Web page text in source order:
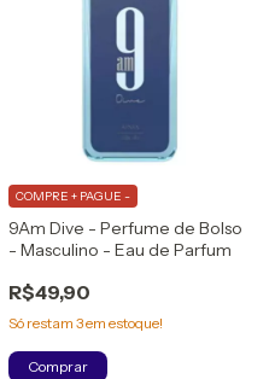
9Am Dive - Perfume de Bolso
- Masculino - Eau de Parfum
R$49,90
COMPRE + PAGUE -
Só restam 3em estoque!
Comprar